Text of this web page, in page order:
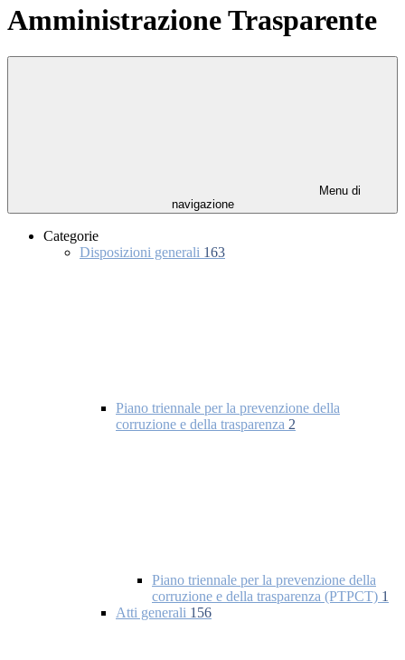
Amministrazione Trasparente
Menu di
navigazione
Categorie
Disposizioni generali 163
Piano triennale per la prevenzione della
corruzione e della trasparenza 2
Piano triennale per la prevenzione della
corruzione e della trasparenza (PTPCT) 1
Atti generali 156